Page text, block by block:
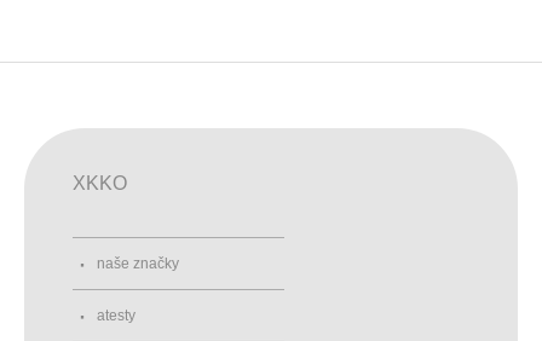
XKKO
naše značky
atesty